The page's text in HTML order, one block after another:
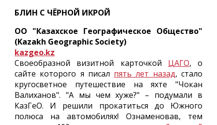
БЛИН С ЧЁРНОЙ ИКРОЙ
ОО "Казахское Географическое Общество"
(Kazakh Geographic Society)
kazgeo.kz
Своеобразной визитной карточкой ЦАГО, о
сайте которого я писал пять лет назад, стало
кругосветное путешествие на яхте "Чокан
Валиханов". "А мы чем хуже?" – подумали в
КазГеО. И решили прокатиться до Южного
полюса на автомобилях! Ознаменовав, тем